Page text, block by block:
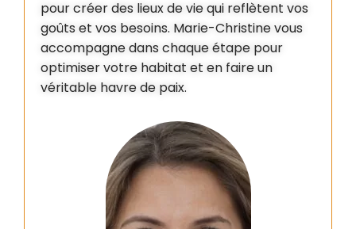
pour créer des lieux de vie qui reflètent vos
goûts et vos besoins. Marie-Christine vous
accompagne dans chaque étape pour
optimiser votre habitat et en faire un
véritable havre de paix.